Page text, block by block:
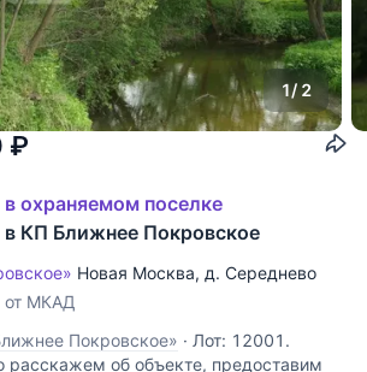
1/ 2
₽
охраняемом поселке
в КП Ближнее Покровское
Новая Москва, д. Середнево
от МКАД
Покровское» · Лот: 12001.
расскажем об объекте, предоставим